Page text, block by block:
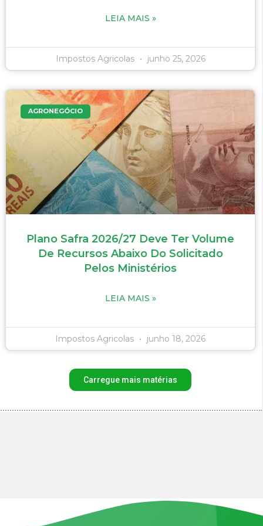
LEIA MAIS »
Impostos Agricolas junho 25, 2026
AGRONEGÓCIO
Plano Safra 2026/27 Deve Ter Volume
De Recursos Abaixo Do Solicitado
Pelos Ministérios
LEIA MAIS »
Impostos Agricolas junho 18, 2026
Carregue mais matérias